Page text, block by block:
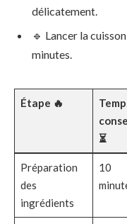
délicatement.
🔹 Lancer la
minutes.
Étape 🔥
⏳
Préparation
des
ingrédients
10